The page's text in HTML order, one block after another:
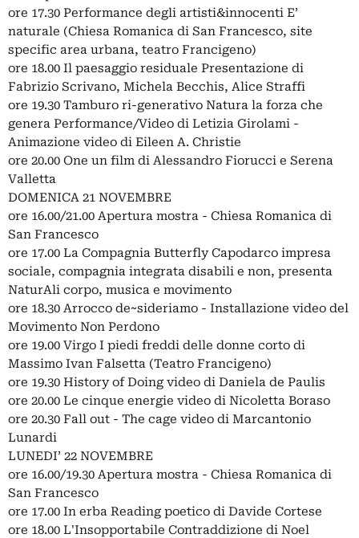
ore 17.30 Performance degli artisti&innocenti E’
naturale (Chiesa Romanica di San Francesco, site
specific area urbana, teatro Francigeno)
ore 18.00 Il paesaggio residuale Presentazione di
Fabrizio Scrivano, Michela Becchis, Alice Straffi
ore 19.30 Tamburo ri-generativo Natura la forza che
genera Performance/Video di Letizia Girolami -
Animazione video di Eileen A. Christie
ore 20.00 One un film di Alessandro Fiorucci e Serena
Valletta
DOMENICA 21 NOVEMBRE
ore 16.00/21.00 Apertura mostra - Chiesa Romanica di
San Francesco
ore 17.00 La Compagnia Butterfly Capodarco impresa
sociale, compagnia integrata disabili e non, presenta
NaturAli corpo, musica e movimento
ore 18.30 Arrocco de~sideriamo - Installazione video del
Movimento Non Perdono
ore 19.00 Virgo I piedi freddi delle donne corto di
Massimo Ivan Falsetta (Teatro Francigeno)
ore 19.30 History of Doing video di Daniela de Paulis
ore 20.00 Le cinque energie video di Nicoletta Boraso
ore 20.30 Fall out - The cage video di Marcantonio
Lunardi
LUNEDI’ 22 NOVEMBRE
ore 16.00/19.30 Apertura mostra - Chiesa Romanica di
San Francesco
ore 17.00 In erba Reading poetico di Davide Cortese
ore 18.00 L'Insopportabile Contraddizione di Noel